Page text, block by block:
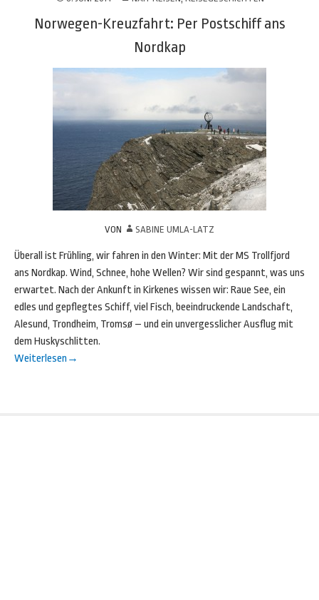
Norwegen-Kreuzfahrt: Per Postschiff ans
Nordkap
VON SABINE UMLA-LATZ
Überall ist Frühling, wir fahren in den Winter: Mit der MS Trollfjord
ans Nordkap. Wind, Schnee, hohe Wellen? Wir sind gespannt, was uns
erwartet. Nach der Ankunft in Kirkenes wissen wir: Raue See, ein
edles und gepflegtes Schiff, viel Fisch, beeindruckende Landschaft,
Alesund, Trondheim, Tromsø – und ein unvergesslicher Ausflug mit
dem Huskyschlitten.
Weiterlesen →